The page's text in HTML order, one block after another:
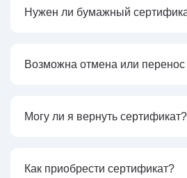
Нужен ли бумажный
Возможна отмена или перенос
Могу ли я вернуть сертификат?
Как приобрести сертификат?